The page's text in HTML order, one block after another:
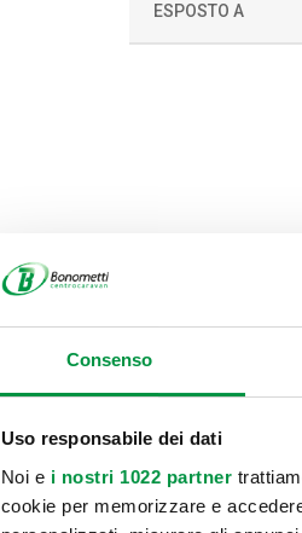
Consenso
Uso responsabile dei dati
Noi e i nostri 1022 partner
cookie per memorizzare e
ESPOSTO A